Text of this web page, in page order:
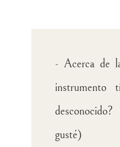
- Acerca de
instrumento
gusté)